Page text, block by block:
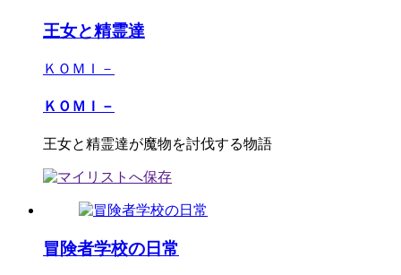
王女と精霊達
ＫＯＭＩ－
ＫＯＭＩ－
王女と精霊達が魔物を討伐する物語
冒険者学校の日常